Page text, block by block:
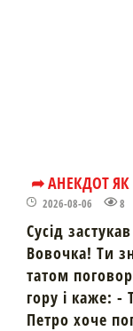
➦ АНЕКДОТ ЯК
2026-08-06 8
Сусід
Вовочка! Ти
татом
гору і каже: -
Петро хоче